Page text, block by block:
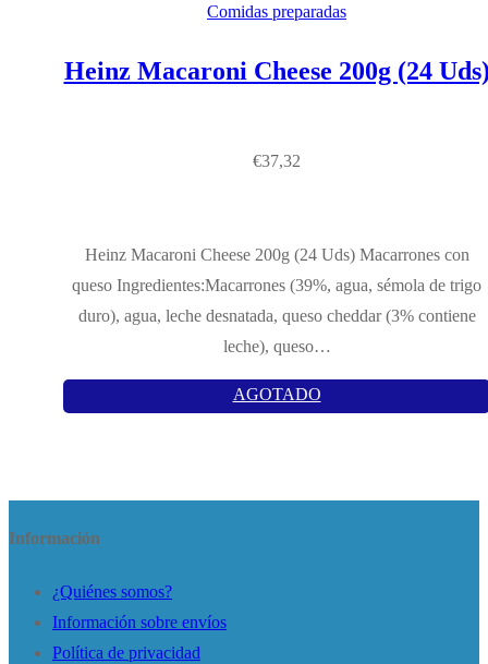
Comidas preparadas
Heinz Macaroni Cheese 200g (24
€37,32
Heinz Macaroni Cheese 200g (24 Uds) Macarrones con
queso Ingredientes:Macarrones (39%, agua, sémola de trigo
duro), agua, leche desnatada, queso cheddar (3% contiene
leche), queso…
AGOTADO
Información
¿Quiénes somos?
Información sobre envíos
Política de privacidad